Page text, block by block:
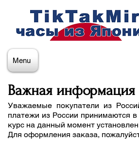
Menu
Важная
Уважаемые покупатели из
платежи из России принимаются
курс на данный момент
Для оформления заказа,